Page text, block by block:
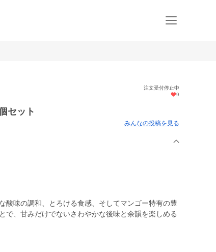
注文受付停止中
9
セット
みんなの投稿を見る
酸味の調和、とろける食感、そしてマンゴー特有の豊
で、甘みだけでないさわやかな後味と余韻を楽しめる